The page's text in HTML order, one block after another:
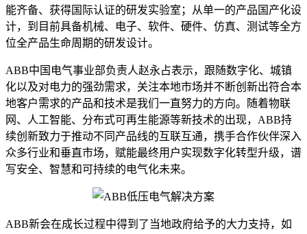
能齐备、获得国际认证的研发实验室；从单一的产品国产化设
计，到目前具备机械、电子、软件、硬件、仿真、测试等全方
位全产品生命周期的研发设计。
ABB中国电气事业部负责人赵永占表示，跟随数字化、城镇
化以及对电力的强劲需求，关注本地市场并不断创新出符合本
地客户需求的产品和技术是我们一直努力的方向。随着物联
网、人工智能、分布式可再生能源等新技术的出现，ABB持
续创新致力于推动不同产品线的互联互通，携手合作伙伴深入
众多行业和垂直市场，赋能最终用户实现数字化转型升级，谱
写安全、智慧和可持续的电气化未来。
ABB新会在成长过程中得到了当地政府给予的大力支持，如